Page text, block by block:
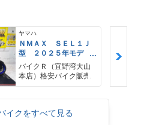
ヤマハ
ＮＭＡＸ ＳＥＬ１Ｊ
型 ２０２５年モデ
ル ＡＢＳ キーレ
ス リアキャリア リ
アＢＯＸ
バイクＲ（宜野湾大山
本店）格安バイク販売
イクをすべて見る